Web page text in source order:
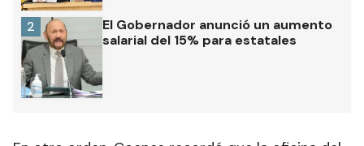
El Gobernador anunció un aumento
salarial del 15% para estatales
2